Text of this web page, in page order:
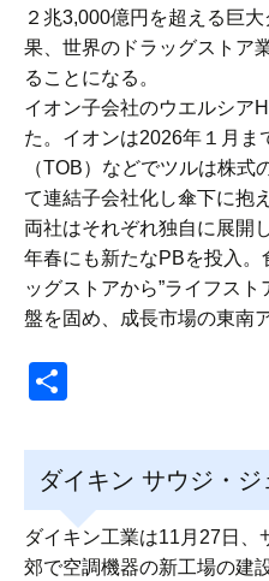
２兆3,000億円を超える巨
果、世界のドラッグストア
ることになる。
イオン子会社のウエルシア
た。イオンは2026年１月ま
（TOB）などでツルは株式
て連結子会社化し傘下に抱
両社はそれぞれ独自に展開
年春にも新たなPBを投入
ッグストアから”ライフス
盤を固め、成長市場の東南
ダイキン サウジ・
ダイキン工業は11月27日、
郊で空調機器の新工場の建